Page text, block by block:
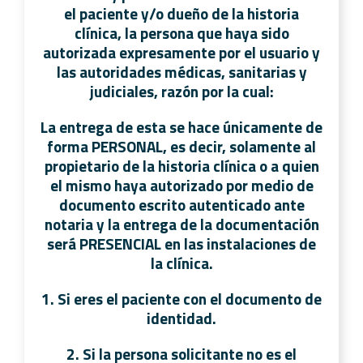
el paciente y/o dueño de la historia
clínica, la persona que haya sido
autorizada expresamente por el usuario y
las autoridades médicas, sanitarias y
judiciales, razón por la cual:
La entrega de esta se hace únicamente de
forma PERSONAL, es decir, solamente al
propietario de la historia clínica o a quien
el mismo haya autorizado por medio de
documento escrito autenticado ante
notaria y la entrega de la documentación
será PRESENCIAL en las instalaciones de
la clínica.
1. Si eres el paciente con el documento de
identidad.
2. Si la persona solicitante no es el